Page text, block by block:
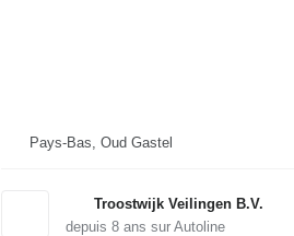
Pays-Bas, Oud Gastel
Troostwijk Veilingen B.V.
depuis 8ans sur Autoline